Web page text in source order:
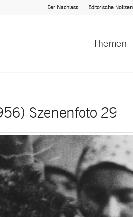
Der Nachlass Editorische Notizen
Themen
Szenenfoto 29